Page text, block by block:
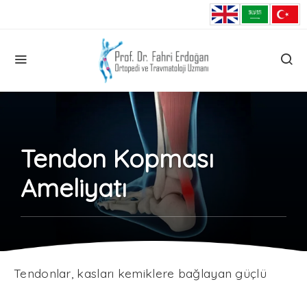
Tendon Kopması
Ameliyatı
Tendonlar, kasları kemiklere bağlayan güçlü